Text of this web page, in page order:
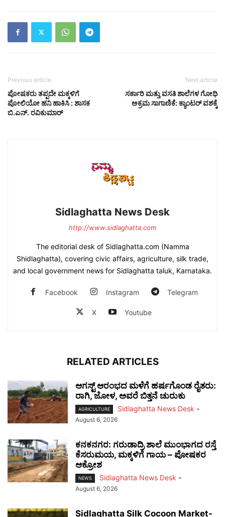
Previous article
ಪೋಷಕರು ತಪ್ಪದೇ ಮಕ್ಕಳಿಗೆ
ಪೋಲಿಯೋ ಹನಿ ಹಾಕಿಸಿ : ಶಾಸಕ
ಬಿ.ಎನ್. ರವಿಕುಮಾರ್
Next article
ಸರ್ಕಾರಿ ಮತ್ತು ವಸತಿ ಶಾಲೆಗಳ ಗೋಧಿ
ಅಕ್ರಮ ಸಾಗಾಣಿಕೆ: ಕ್ಯಾಂಟರ್ ವಶಕ್ಕೆ
Sidlaghatta News Desk
http://www.sidlaghatta.com
The editorial desk of Sidlaghatta.com (Namma
Shidlaghatta), covering civic affairs, agriculture, silk trade,
and local government news for Sidlaghatta taluk, Karnataka.
Facebook Instagram Telegram
X Youtube
RELATED ARTICLES
ಆಗಸ್ಟ್ ಆರಂಭದ ಮಳೆಗೆ ಹರ್ಷಗೊಂಡ ರೈತರು:
ರಾಗಿ, ಜೋಳ, ಅವರೆ ಬಿತ್ತನೆ ಚುರುಕು
AGRICULTURE Sidlaghatta News Desk -
August 6, 2026
ಕನಕನಗರ: ಗರುಡಾದ್ರಿ ಶಾಲೆ ಮುಂಭಾಗದ ರಸ್ತೆ
ಕೆಸರುಮಯ, ಮಕ್ಕಳಿಗೆ ಗಾಯ – ಪೋಷಕರ
ಆಕ್ರೋಶ
NEWS Sidlaghatta News Desk -
August 6, 2026
Sidlaghatta Silk Cocoon Market-